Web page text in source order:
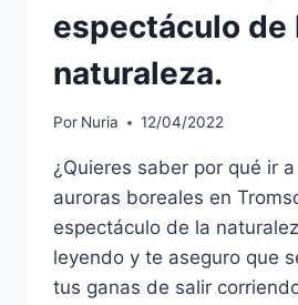
espectáculo de
naturaleza.
Por Nuria 12/04/2022
¿Quieres saber por qué ir
auroras boreales en
espectáculo de la
leyendo y te aseguro que
tus ganas de salir